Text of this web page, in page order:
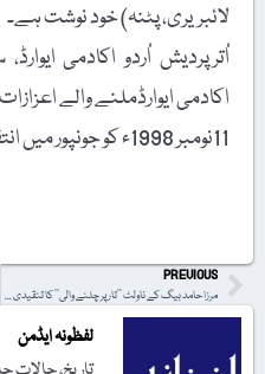
لائبریری، پٹنہ) خود نوشت ہے۔
اُترپردیش اُردو اکادمی
اکادمی ایوارڈملنے والے
11نومبر 1998ء کو جونپور میں انتقال کرگئے۔
PREVIOUS
مرزا حامد بیگ کے ناولٹ ’’تار پر چلنے والی‘‘ کا تنقیدی جائزہ
لفظونہ ایڈمن